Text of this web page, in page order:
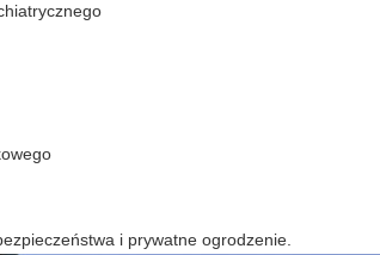
i prywatne ogrodzenie.